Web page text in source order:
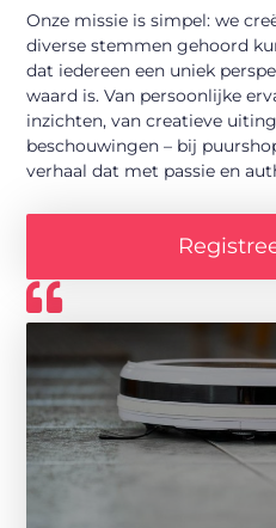
Onze missie is simpel: we
diverse stemmen gehoord
dat iedereen een uniek
waard is. Van persoonlijke
inzichten, van creatieve
beschouwingen – bij
verhaal dat met passie en